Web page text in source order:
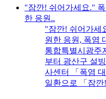
"잠깐! 쉬어가세요."
한 응원..
"잠깐! 쉬어가세
원한 응원, 폭염
통합특별시광주
부터 광산구 설
사센터 「폭염
일환으로 「잠깐